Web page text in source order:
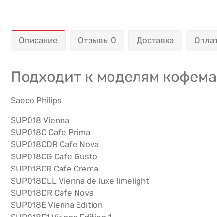
Описание Отзывы 0 Доставка
Подходит к моделям
Saeco Philips
SUP018 Vienna
SUP018C Cafe Prima
SUP018CDR Cafe Nova
SUP018CG Cafe Gusto
SUP018CR Cafe Crema
SUP018DLL Vienna de luxe limelight
SUP018DR Cafe Nova
SUP018E Vienna Edition